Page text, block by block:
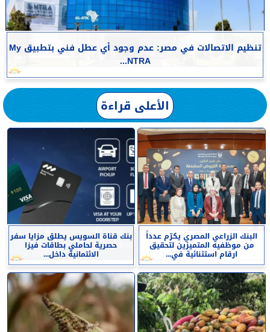
تنظيم الاتصالات في مصر: عدم وجود أي عطل فني بتطبيق My
NTRA...
الأعلى قراءة
البنك الزراعي المصري يكرّم عدداً
من موظفيه المتميزين لتحقيق
ارقام استثنائية في...
بنك قناة السويس يطلق مزايا سفر
حصرية لحاملي بطاقات فيزا
الائتمانية داخل...